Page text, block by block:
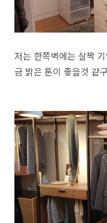
저는 한쪽벽에는 살짝
금 밝은 톤이 좋을것 같